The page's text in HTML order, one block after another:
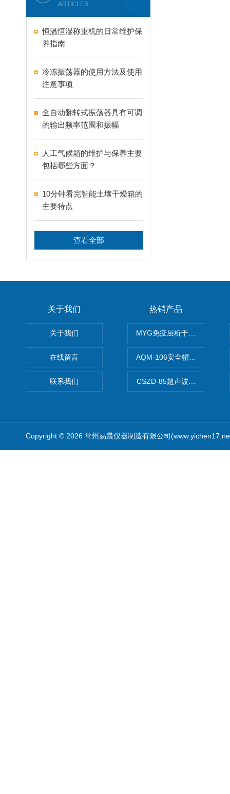
ARTICLES
恒温恒湿称重机的日常维护保
养指南
冷冻振荡器的使用方法及使用
注意事项
全自动翻转式振荡器具有可调
的输出频率范围和振幅
人工气候箱的维护与保养主要
包括哪些方面？
10分钟看完智能土壤干燥箱的
主要特点
查看全部
关于我们
关于我们
在线留言
联系我们
热销产品
MYG免疫层析干燥箱
AQM-106安全帽高温预处理
CSZD-85超声波清洗振荡器
Copyright © 2026 常州易晨仪器制造有限公司